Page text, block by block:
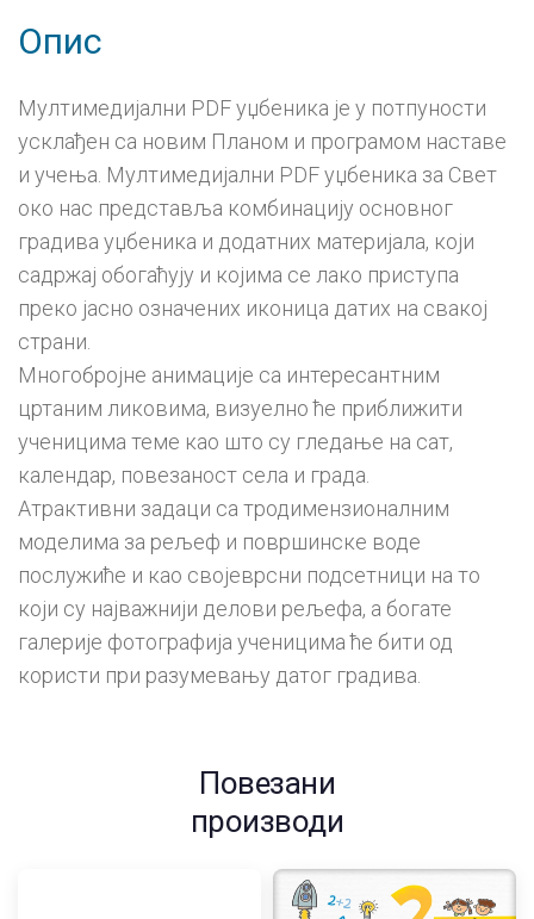
Опис
Мултимедијални PDF уџбеника је у потпуности
усклађен са новим Планом и програмом наставе
и учења. Мултимедијални PDF уџбеника за Свет
око нас представља комбинацију основног
градива уџбеника и додатних материјала, који
садржај обогаћују и којима се лако приступа
преко јасно означених иконица датих на свакој
страни.
Многобројне анимације са интересантним
цртаним ликовима, визуелно ће приближити
ученицима теме као што су гледање на сат,
календар, повезаност села и града.
Атрактивни задаци са тродимензионалним
моделима за рељеф и површинске воде
послужиће и као својеврсни подсетници на то
који су најважнији делови рељефа, а богате
галерије фотографија ученицима ће бити од
користи при разумевању датог градива.
Повезани
производи